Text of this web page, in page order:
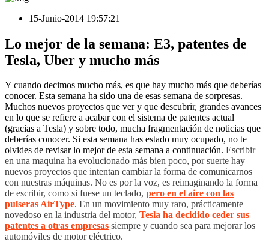
15-Junio-2014 19:57:21
Lo mejor de la semana: E3, patentes de
Tesla, Uber y mucho más
Y cuando decimos mucho más, es que hay mucho más que deberías
conocer. Esta semana ha sido una de esas semana de sorpresas.
Muchos nuevos proyectos que ver y que descubrir, grandes avances
en lo que se refiere a acabar con el sistema de patentes actual
(gracias a Tesla) y sobre todo, mucha fragmentación de noticias que
deberías conocer. Si esta semana has estado muy ocupado, no te
olvides de revisar lo mejor de esta semana a continuación. Escribir
en una maquina ha evolucionado más bien poco, por suerte hay
nuevos proyectos que intentan cambiar la forma de comunicarnos
con nuestras máquinas. No es por la voz, es reimaginando la forma
de escribir, como si fuese un teclado, pero en el aire con las
pulseras AirType. En un movimiento muy raro, prácticamente
novedoso en la industria del motor, Tesla ha decidido ceder sus
patentes a otras empresas siempre y cuando sea para mejorar los
automóviles de motor eléctrico.